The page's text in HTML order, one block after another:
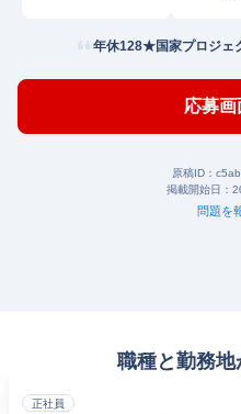
年休128★国家プロジェ
応募
原稿ID：
掲載開始日：
問題を
職種と勤務
正社員